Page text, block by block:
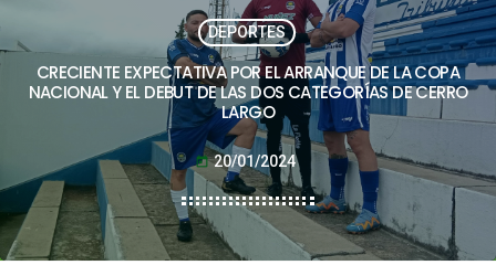
DEPORTES
CRECIENTE EXPECTATIVA POR EL ARRANQUE DE LA COPA
NACIONAL Y EL DEBUT DE LAS DOS CATEGORÍAS DE CERRO
LARGO
today 20/01/2024